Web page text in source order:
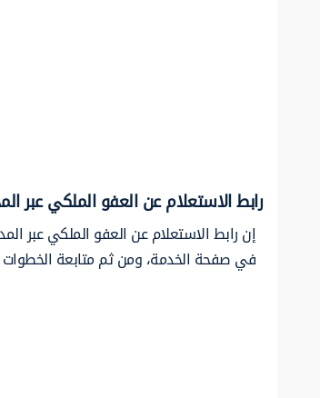
رابط الاستعلام عن العفو الملكي عبر
إن رابط الاستعلام عن العفو الملكي عبر
في صفحة الخدمة، ومن ثم متابعة الخطوات